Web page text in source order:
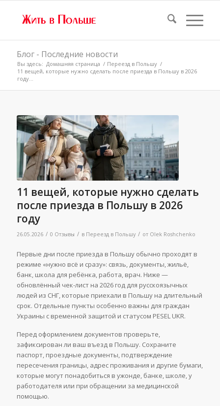
Блог - Последние новости
Вы здесь: Домашняя страница / Переезд в Польшу /
11 вещей, которые нужно сделать после приезда в Польшу в 2026
году...
11 вещей, которые нужно сделать
после приезда в Польшу в 2026
году
26.05.2026 / 0 Отзывы / в Переезд в Польшу / от Olek Roshchenko
Первые дни после приезда в Польшу обычно проходят в
режиме «нужно всё и сразу»: связь, документы, жильё,
банк, школа для ребёнка, работа, врач. Ниже —
обновлённый чек-лист на 2026 год для русскоязычных
людей из СНГ, которые приехали в Польшу на длительный
срок. Отдельные пункты особенно важны для граждан
Украины с временной защитой и статусом PESEL UKR.
Перед оформлением документов проверьте,
зафиксирован ли ваш въезд в Польшу. Сохраните
паспорт, проездные документы, подтверждение
пересечения границы, адрес проживания и другие бумаги,
которые могут понадобиться в ужонде, банке, школе, у
работодателя или при обращении за медицинской
помощью.